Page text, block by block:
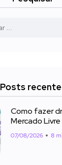
Posts
Como fazer
Mercado Livre
07/08/2026 8